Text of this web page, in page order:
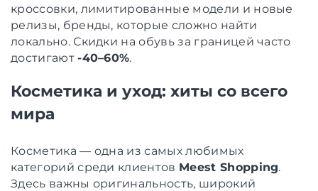
кроссовки, лимитированные модели и новые
релизы, бренды, которые сложно найти
локально. Скидки на обувь за границей часто
достигают-40–60%.
Косметика и уход: хиты со всего
мира
Косметика — одна из самых любимых
категорий среди клиентов Meest Shopping.
Здесь важны оригинальность, широкий